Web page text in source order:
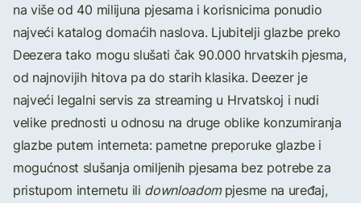
na više od 40 milijuna pjesama i korisnicima ponudio
najveći katalog domaćih naslova. Ljubitelji glazbe preko
Deezera tako mogu slušati čak 90.000 hrvatskih pjesma,
od najnovijih hitova pa do starih klasika. Deezer je
najveći legalni servis za streaming u Hrvatskoj i nudi
velike prednosti u odnosu na druge oblike konzumiranja
glazbe putem interneta: pametne preporuke glazbe i
mogućnost slušanja omiljenih pjesama bez potrebe za
pristupom internetu ili downloadompjesme na uređaj,